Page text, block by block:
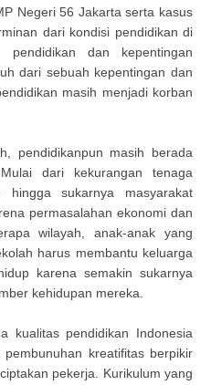
Negeri 56 Jakarta serta kasus
dari kondisi pendidikan di
pendidikan dan kepentingan
dari sebuah kepentingan dan
masih menjadi korban
pendidikanpun masih berada
dari kekurangan tenaga
hingga sukarnya masyarakat
permasalahan ekonomi dan
wilayah, anak-anak yang
harus membantu keluarga
karena semakin sukarnya
kehidupan mereka.
kualitas pendidikan Indonesia
kreatifitas berpikir
pekerja. Kurikulum yang